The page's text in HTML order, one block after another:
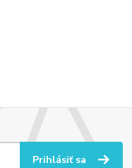
Prihlásiť sa